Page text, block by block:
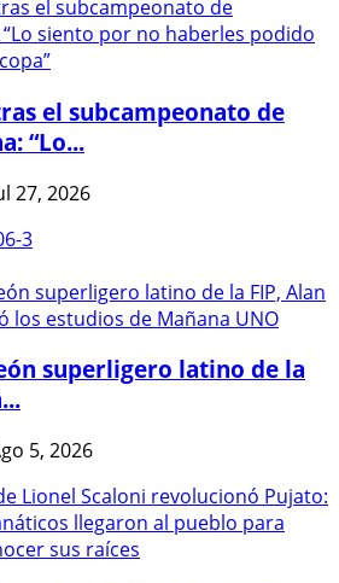
el subcampeonato de
“Lo...
27, 2026
3
superligero latino de la
5, 2026